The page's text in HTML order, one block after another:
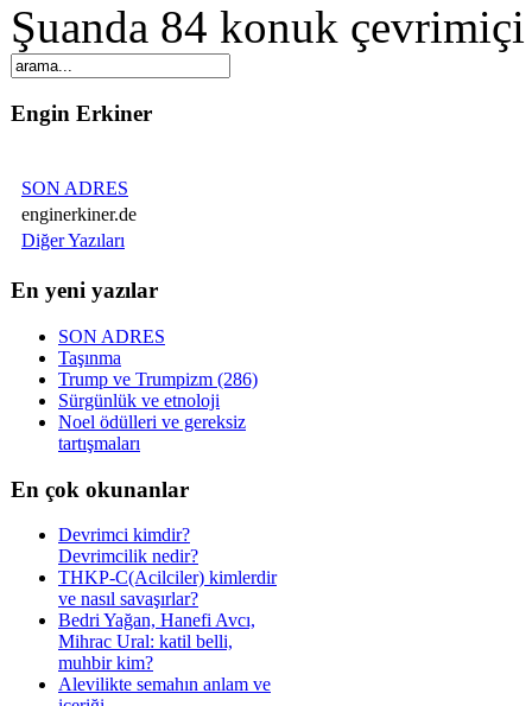
Şuanda 84 konuk çevrimiçi
Engin Erkiner
SON ADRES
enginerkiner.de
Diğer Yazıları
En yeni yazılar
SON ADRES
Taşınma
Trump ve Trumpizm (286)
Sürgünlük ve etnoloji
Noel ödülleri ve gereksiz
tartışmaları
En çok okunanlar
Devrimci kimdir?
Devrimcilik nedir?
THKP-C(Acilciler) kimlerdir
ve nasıl savaşırlar?
Bedri Yağan, Hanefi Avcı,
Mihrac Ural: katil belli,
muhbir kim?
Alevilikte semahın anlam ve